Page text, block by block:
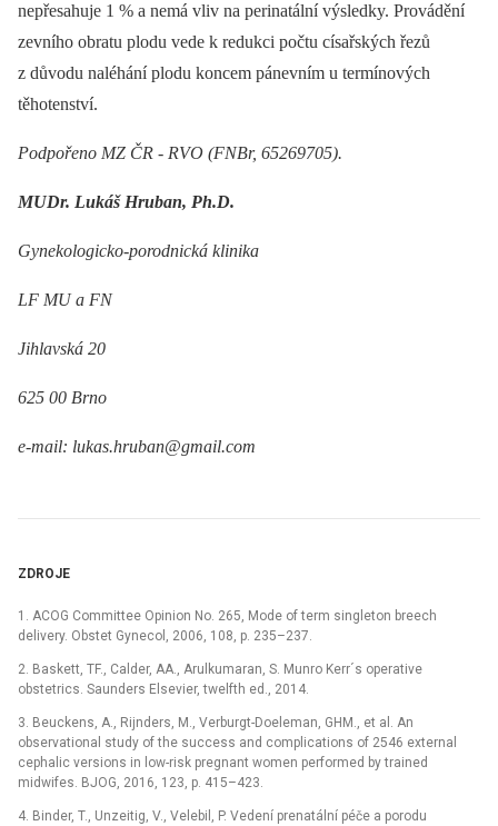
nepřesahuje 1 % a nemá vliv na perinatální výsledky. Provádění
zevního obratu plodu vede k redukci počtu císařských řezů
z důvodu naléhání plodu koncem pánevním u termínových
těhotenství.
Podpořeno MZ ČR -⁠ RVO (FNBr, 65269705).
MUDr. Lukáš Hruban, Ph.D.
Gynekologicko-porodnická klinika
LF MU a FN
Jihlavská 20
625 00 Brno
e-mail: lukas.hruban@gmail.com
ZDROJE
1. ACOG Committee Opinion No. 265, Mode of term singleton breech
delivery. Obstet Gynecol, 2006, 108, p. 235–237.
2. Baskett, TF., Calder, AA., Arulkumaran, S. Munro Kerr´s operative
obstetrics. Saunders Elsevier, twelfth ed., 2014.
3. Beuckens, A., Rijnders, M., Verburgt-Doeleman, GHM., et al. An
observational study of the success and complications of 2546 external
cephalic versions in low-risk pregnant women performed by trained
midwifes. BJOG, 2016, 123, p. 415–423.
4. Binder, T., Unzeitig, V., Velebil, P. Vedení prenatální péče a porodu